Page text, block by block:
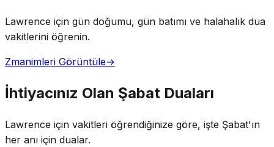
Lawrence için gün doğumu, gün batımı ve halahalık dua
vakitlerini öğrenin.
Zmanimleri Görüntüle→
İhtiyacınız Olan Şabat Duaları
Lawrence için vakitleri öğrendiğinize göre, işte Şabat'ın
her anı için dualar.